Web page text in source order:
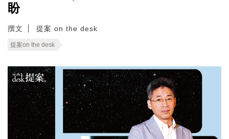
盼
撰文 提案 on the desk
提案on the desk